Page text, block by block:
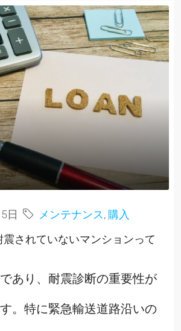
日 メンテナンス, 購入
されていないマンションって
あり、耐震診断の重要性が
。特に緊急輸送道路沿いの